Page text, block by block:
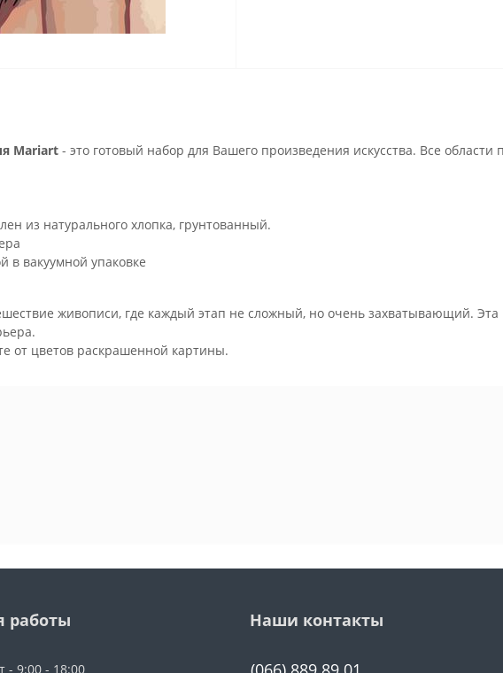
Mariart - это готовый набор для Вашего произведения искусства. Все
из натурального хлопка, грунтованный.
в вакуумной упаковке
живописи, где каждый этап не сложный, но очень захватывающий.
от цветов раскрашенной картины.
работы
- 9:00 - 18:00
Наши контакты